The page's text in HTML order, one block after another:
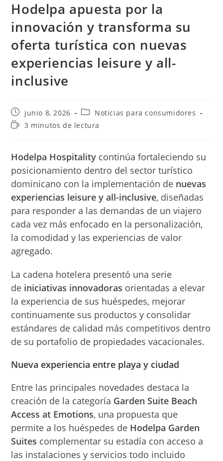
Hodelpa apuesta por la
innovación y transforma su
oferta turística con nuevas
experiencias leisure y all-
inclusive
Publicación
de
la
junio 8, 2026
Categoría
de
la
Noticias para consumidores
Tiempo3 minutos de lectura
Hodelpa Hospitality continúa fortaleciendo su
posicionamiento dentro del sector turístico
dominicano con la implementación de nuevas
experiencias leisure y all-inclusive, diseñadas
para responder a las demandas de un viajero
cada vez más enfocado en la personalización,
la comodidad y las experiencias de valor
agregado.
La cadena hotelera presentó una serie
de iniciativas innovadoras orientadas a elevar
la experiencia de sus huéspedes, mejorar
continuamente sus productos y consolidar
estándares de calidad más competitivos dentro
de su portafolio de propiedades vacacionales.
Nueva experiencia entre playa y ciudad
Entre las principales novedades destaca la
creación de la categoría Garden Suite Beach
Access at Emotions, una propuesta que
permite a los huéspedes de Hodelpa Garden
Suites complementar su estadía con acceso a
las instalaciones y servicios todo incluido